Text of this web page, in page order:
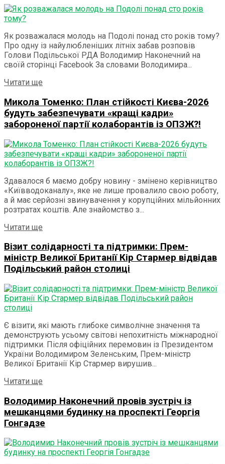
Як розважалася молодь на Подолі понад сто років тому?
Про одну із найулюбленіших літніх забав розповів
Голови Подільської РДА Володимир Наконечний на
своїй сторінці Facebook За словами Володимира...
Читати ще
Микола Томенко: План стійкості Києва-2026
будуть забезпечувати «кращі кадри»
забороненої партії колаборантів із ОПЗЖ?!
Здавалося б маємо добру новину - змінено керівництво
«Київводоканалу», яке не лише провалило свою роботу,
а й має серйозні звинувачення у корупційних мільйонних
розтратах коштів. Але знайомство з...
Читати ще
Візит солідарності та підтримки: Прем-
міністр Великої Британії Кір Стармер відвідав
Подільський район столиці
Є візити, які мають глибоке символічне значення та
демонструють усьому світові непохитність міжнародної
підтримки. Після офіційних перемовин із Президентом
України Володимиром Зеленським, Прем-міністр
Великої Британії Кір Стармер вирушив...
Читати ще
Володимир Наконечний провів зустріч із
мешканцями будинку на проспекті Георгія
Гонгадзе